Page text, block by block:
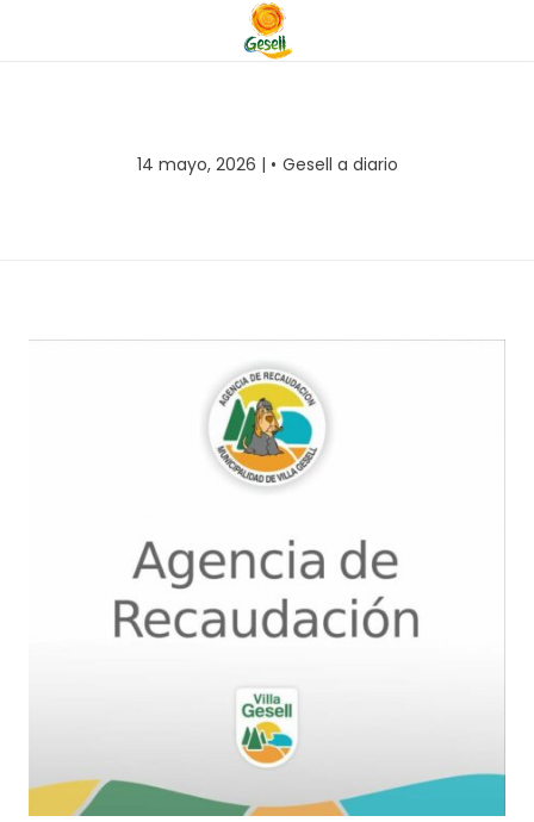
14 mayo, 2026 | Gesell a diario